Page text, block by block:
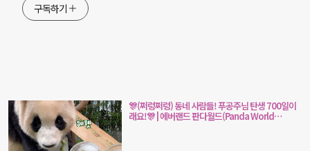
구독하기
🎊(쩌렁쩌렁) 동네 사람들! 푸공주님 탄생 700일이
래요!🎊 | 에버랜드 판다월드(Panda World